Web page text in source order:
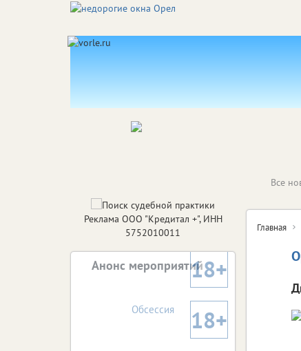
Все
Главная
Реклама ООО "Кредитал +", ИНН
5752010011
Анонс мероприятий18+
Обсессия 18+